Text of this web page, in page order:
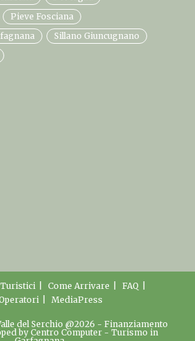
Pieve Fosciana
Sillano Giuncugnano
Come Arrivare
FAQ
MediaPress
del Serchio @2026 - Finanziamento
by Centro Computer - Turismo in